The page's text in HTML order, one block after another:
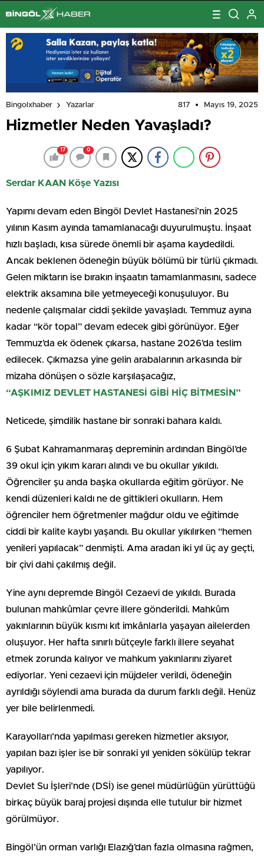
Bingolxhaber Yazarlar 817 Mayıs 19, 2025
Hizmetler Neden Yavaşladı?
17 0
Serdar KAAN Köşe Yazısı
Yapımı devam eden Bingöl Devlet Hastanesi’nin 2025
yılının Kasım ayında tamamlanacağı duyurulmuştu. İnşaat
hızlı başladı, kısa sürede önemli bir aşama kaydedildi.
Ancak beklenen ödeneğin büyük bölümü bir türlü çıkmadı.
Gelen miktarın ise bırakın inşaatın tamamlanmasını, sadece
elektrik aksamına bile yetmeyeceği konuşuluyor. Bu
nedenle çalışmalar ciddi şekilde yavaşladı. Temmuz ayına
kadar “kör topal” devam edecek gibi görünüyor. Eğer
Temmuz’da ek ödenek çıkarsa, hastane 2026’da teslim
edilecek. Çıkmazsa yine gelin arabalarının arkasında bir
mizaha dönüşen o sözle karşılaşacağız,
“AŞKIMIZ DEVLET HASTANESİ GİBİ HİÇ BİTMESİN”
Neticede, şimdilik hastane bir sonraki bahara kaldı.
6 Şubat Kahramanmaraş depreminin ardından Bingöl’de
39 okul için yıkım kararı alındı ve bu okullar yıkıldı.
Öğrenciler şu anda başka okullarda eğitim görüyor. Ne
kendi düzenleri kaldı ne de gittikleri okulların. Hem
öğrenciler hem öğretmenler mağdur oldu ve eğitimde
ciddi bir kalite kaybı yaşandı. Bu okullar yıkılırken “hemen
yenileri yapılacak” denmişti. Ama aradan iki yıl üç ay geçti,
bir çivi dahi çakılmış değil.
Yine aynı depremde Bingöl Cezaevi de yıkıldı. Burada
bulunan mahkûmlar çevre illere gönderildi. Mahkûm
yakınlarının büyük kısmı kıt imkânlarla yaşayan ailelerden
oluşuyor. Her hafta sınırlı bütçeyle farklı illere seyahat
etmek zorunda kalıyor ve mahkum yakınlarını ziyaret
ediyorlar. Yeni cezaevi için müjdeler verildi, ödeneğin
ayrıldığı söylendi ama burada da durum farklı değil. Henüz
yer bile belirlenmedi.
Karayolları’nda yapılması gereken hizmetler aksıyor,
yapılan bazı işler ise bir sonraki yıl yeniden sökülüp tekrar
yapılıyor.
Devlet Su İşleri’nde (DSİ) ise genel müdürlüğün yürüttüğü
birkaç büyük baraj projesi dışında elle tutulur bir hizmet
görülmüyor.
Bingöl’ün orman varlığı Elazığ’dan fazla olmasına rağmen,